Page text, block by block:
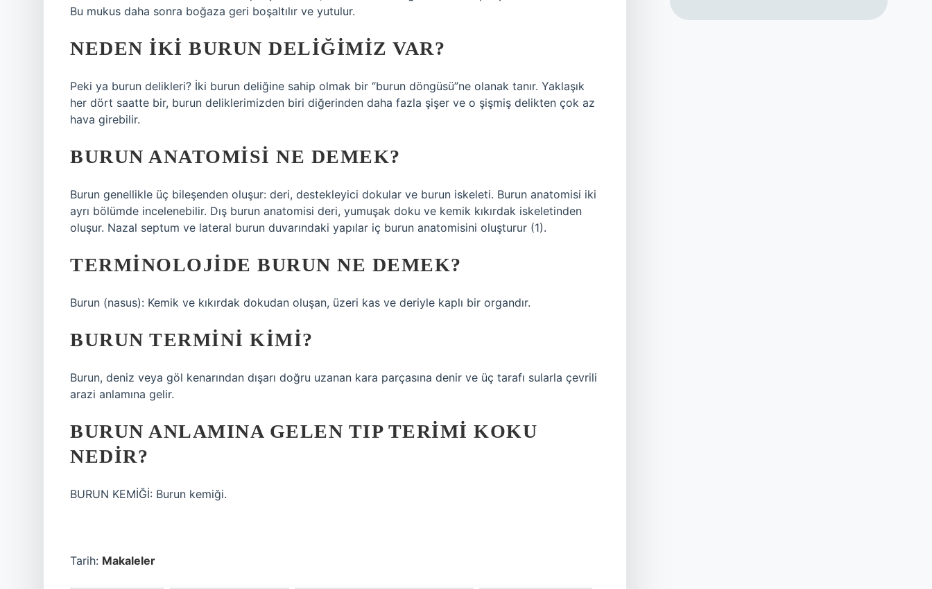
Bu mukus daha sonra boğaza geri boşaltılır ve yutulur.
NEDEN IKI BURUN DELIĞIMIZ VAR?
Peki ya burun delikleri? İki burun deliğine sahip olmak bir “burun döngüsü”ne olanak tanır. Yaklaşık
her dört saatte bir, burun deliklerimizden biri diğerinden daha fazla şişer ve o şişmiş delikten çok az
hava girebilir.
BURUN ANATOMISI NE DEMEK?
Burun genellikle üç bileşenden oluşur: deri, destekleyici dokular ve burun iskeleti. Burun anatomisi iki
ayrı bölümde incelenebilir. Dış burun anatomisi deri, yumuşak doku ve kemik kıkırdak iskeletinden
oluşur. Nazal septum ve lateral burun duvarındaki yapılar iç burun anatomisini oluşturur (1).
TERMINOLOJIDE BURUN NE DEMEK?
Burun (nasus): Kemik ve kıkırdak dokudan oluşan, üzeri kas ve deriyle kaplı bir organdır.
BURUN TERMINI KIMI?
Burun, deniz veya göl kenarından dışarı doğru uzanan kara parçasına denir ve üç tarafı sularla çevrili
arazi anlamına gelir.
BURUN ANLAMINA GELEN TIP TERIMI KOKU
NEDIR?
BURUN KEMİĞİ: Burun kemiği.
Tarih: Makaleler